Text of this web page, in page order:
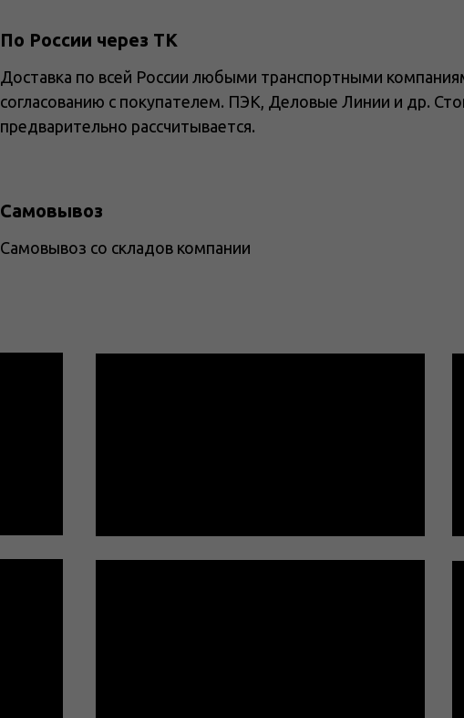
По России через ТК
Доставка по всей России любыми транспортными
согласованию с покупателем. ПЭК, Деловые Линии и др.
предварительно рассчитывается.
Самовывоз
Самовывоз со складов компании